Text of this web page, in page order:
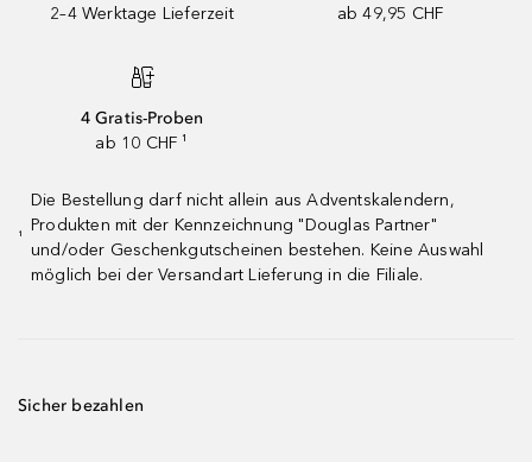
2–4 Werktage Lieferzeit
ab 49,95 CHF
4 Gratis-Proben
ab 10 CHF ¹
¹
Die Bestellung darf nicht allein aus Adventskalendern,
Produkten mit der Kennzeichnung "Douglas Partner"
und/oder Geschenkgutscheinen bestehen. Keine Auswahl
möglich bei der Versandart Lieferung in die Filiale.
Sicher bezahlen